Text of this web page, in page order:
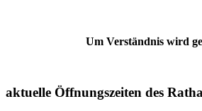
Um Verständnis wird
aktuelle Öffnungszeiten des